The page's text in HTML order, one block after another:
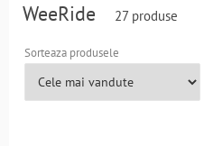
WeeRide 27 produse
Sorteaza produsele